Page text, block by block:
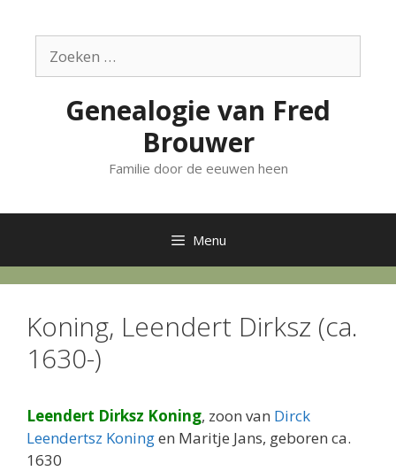
inhoudnaar:
Genealogie van Fred
Brouwer
Familie door de eeuwen heen
Menu
Koning, Leendert Dirksz (ca.
1630-)
Leendert Dirksz Koning, zoon van Dirck
Leendertsz Koningen Maritje Jans, geboren ca.
1630